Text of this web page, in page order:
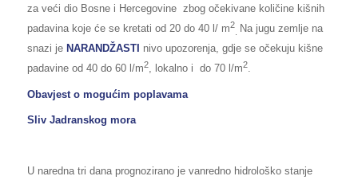
za veći dio Bosne i Hercegovine zbog očekivane količine kišnih
padavina koje će se kretati od 20 do 40 l/ m2
Na jugu zemlje na
snazi je NARANDŽASTI nivo upozorenja, gdje se očekuju kišne
padavine od 40 do 60 l/m2, lokalno i do 70 l/m2.
Obavjest o mogućim poplavama
Sliv Jadranskog mora
U naredna tri dana prognozirano je vanredno hidrološko stanje